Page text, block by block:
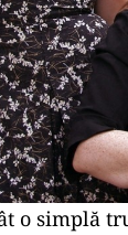
o simplă